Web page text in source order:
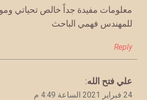
معلومات مفيدة جداً خالص تحياتي
للمهندس فهمي الباحث
Reply
يقول
علي فتح الله:
24 فبراير 2021 الساعة 4:49 م